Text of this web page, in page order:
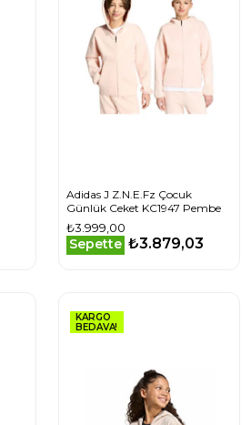
Adidas J Z.N.E.Fz Çocuk
Günlük Ceket KC1947 Pembe
₺3.999,00
Sepette ₺3.879,03
KARGO
BEDAVA!